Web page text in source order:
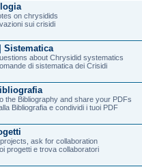
on chrysidids
sui crisidi
Sistematica
about Chrysidid systematics
di sistematica dei Crisidi
the Bibliography and share your PDFs
Bibliografia e condividi i tuoi PDF
ask for collaboration
progetti e trova collaboratori